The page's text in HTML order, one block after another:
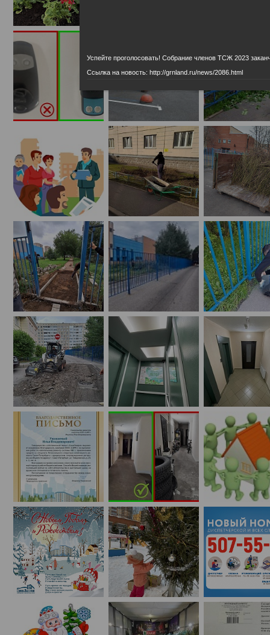
Успейте проголосовать! Собрание членов ТСЖ 2023
Ссылка на новость: http://grnland.ru/news/2086.html